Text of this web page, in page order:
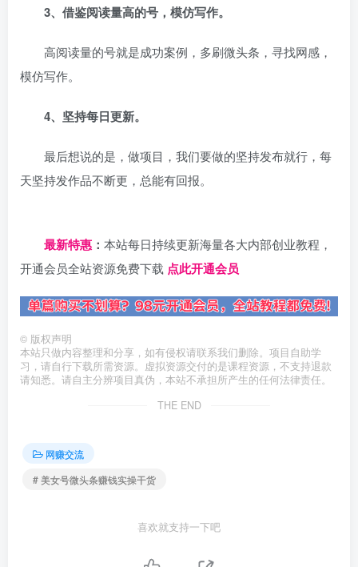
3、借鉴阅读量高的号，模仿写作。
高阅读量的号就是成功案例，多刷微头条，寻找网感，
模仿写作。
4、坚持每日更新。
最后想说的是，做项目，我们要做的坚持发布就行，每
天坚持发作品不断更，总能有回报。
最新特惠 ： 本站每日持续更新海量各大内部创业教程，
开通会员全站资源免费下载 点此开通会员
© 版权声明
本站只做内容整理和分享，如有侵权请联系我们删除。项目自助学
习，请自行下载所需资源。虚拟资源交付的是课程资源，不支持退款
请知悉。请自主分辨项目真伪，本站不承担所产生的任何法律责任。
THE END
网赚交流
# 美女号微头条赚钱实操干货
喜欢就支持一下吧